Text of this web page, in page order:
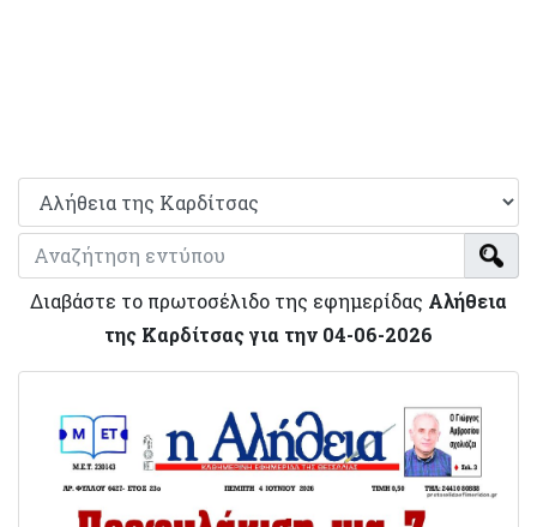
Διαβάστε το πρωτοσέλιδο της εφημερίδας Αλήθεια
της Καρδίτσας για την 04-06-2026